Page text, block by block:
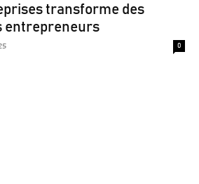
transforme des
entrepreneurs
0